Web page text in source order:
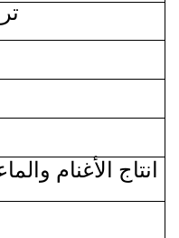
انتاج الأغنام